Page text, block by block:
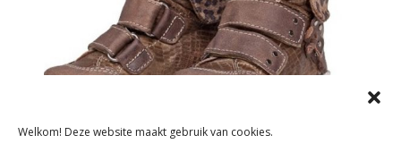
Welkom! Deze website maakt gebruik van cookies.